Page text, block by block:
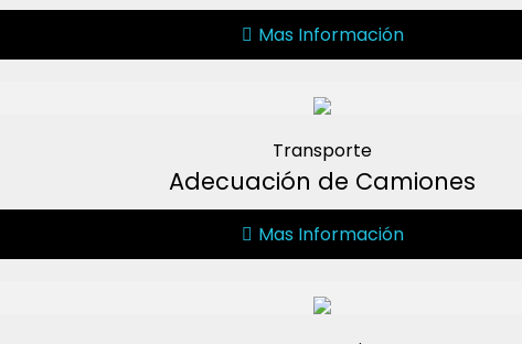
Mas Información
Transporte
Adecuación de Camiones
Mas Información